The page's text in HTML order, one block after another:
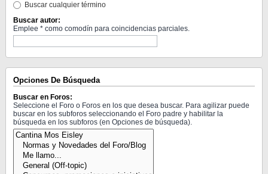
Buscar cualquier término
Buscar autor:
Emplee * como comodín para coincidencias parciales.
Opciones De Búsqueda
Buscar en Foros:
Seleccione el Foro o Foros en los que desea buscar. Para agilizar puede
buscar en los subforos seleccionando el Foro padre y habilitar la
búsqueda en los subforos (en Opciones de búsqueda).